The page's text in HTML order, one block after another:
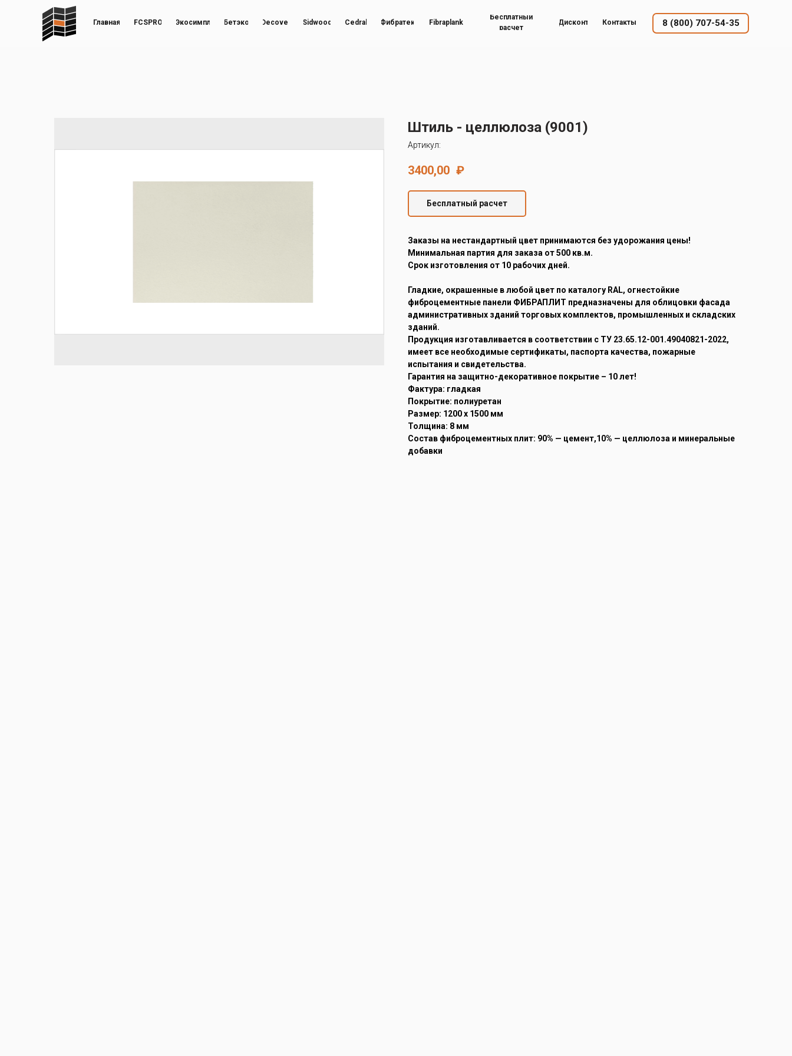
8 (800) 707-54-35
Главная FCSPRO Бетэко Decover Sidwood Cedral Фибратек
Бесплатный
расчет
Контакты
Дисконт
Экосимпл Fibraplank
Штиль - целлюлоза (9001)
Артикул:
3400,00 ₽
Бесплатный расчет
Заказы на нестандартный цвет принимаются без удорожания цены!
Минимальная партия для заказа от 500 кв.м.
Срок изготовления от 10 рабочих дней.
Гладкие, окрашенные в любой цвет по каталогу RAL, огнестойкие
фиброцементные панели ФИБРАПЛИТ предназначены для облицовки фасада
административных зданий торговых комплектов, промышленных и складских
зданий.
Продукция изготавливается в соответствии с ТУ 23.65.12-001.49040821-2022,
имеет все необходимые сертификаты, паспорта качества, пожарные
испытания и свидетельства.
Гарантия на защитно-декоративное покрытие – 10 лет!
Фактура: гладкая
Покрытие: полиуретан
Размер: 1200 х 1500 мм
Толщина: 8 мм
Состав фиброцементных плит: 90% — цемент,10% — целлюлоза и минеральные
добавки